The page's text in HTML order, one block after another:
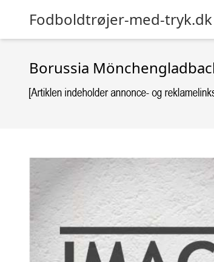
Fodboldtrøjer-med-tryk.dk
Borussia